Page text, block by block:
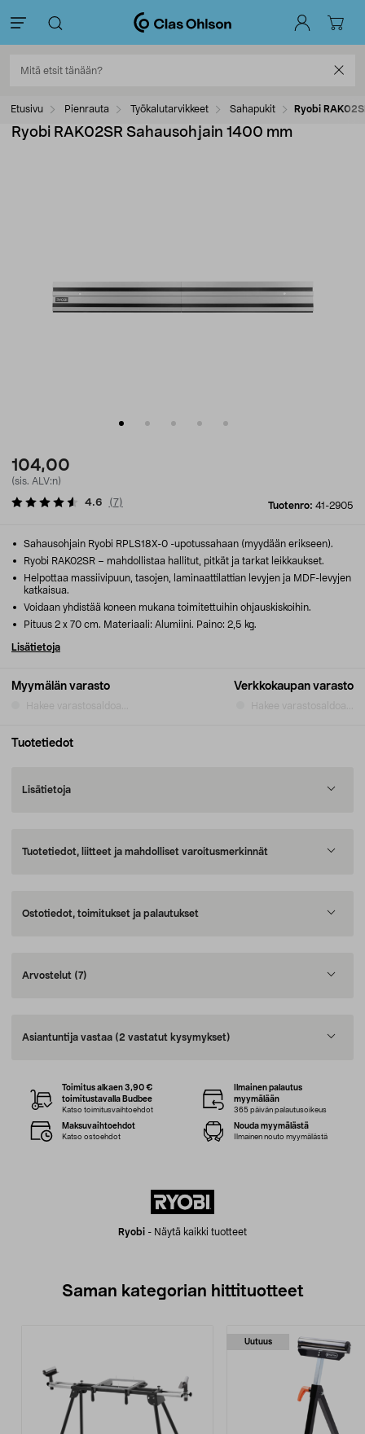
Etusivu Pienrauta Työkalutarvikkeet Sahapukit Ryobi
Ryobi RAK02SR Sahausohjain 1400 mm
104,00
(sis. ALV:n)
Tuotenro: 41-2905
4.6 (7)
Myymälän varasto
Hakee varastosaldoa...
Verkkokaupan varasto
Hakee varastosaldoa...
Sahausohjain Ryobi RPLS18X-0 -upotussahaan (myydään erikseen).
Ryobi RAK02SR – mahdollistaa hallitut, pitkät ja tarkat leikkaukset.
Helpottaa massiivipuun, tasojen, laminaattilattian levyjen ja MDF-levyjen
katkaisua.
Voidaan yhdistää koneen mukana toimitettuihin ohjauskiskoihin.
Pituus 2 x 70 cm. Materiaali: Alumiini. Paino: 2,5 kg.
Lisätietoja
Tuotetiedot
Lisätietoja
Tuotetiedot, liitteet ja mahdolliset varoitusmerkinnät
Ostotiedot, toimitukset ja palautukset
Arvostelut (7)
Asiantuntija vastaa (2 vastatut kysymykset)
Ryobi - Näytä kaikki tuotteet
Toimitus alkaen 3,90 €
toimitustavalla Budbee
Katso toimitusvaihtoehdot
Ilmainen palautus
myymälään
365 päivän palautusoikeus
Maksuvaihtoehdot
Katso ostoehdot
Nouda myymälästä
Ilmainen nouto myymälästä
Saman kategorian hittituotteet
Uutuus